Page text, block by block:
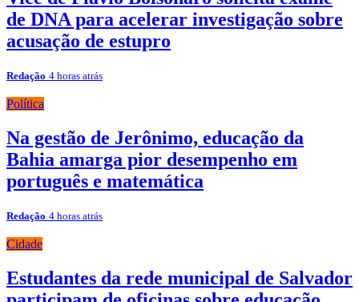
de DNA para acelerar investigação sobre
acusação de estupro
Redação 4 horas atrás
Política
Na gestão de Jerônimo, educação da
Bahia amarga pior desempenho em
português e matemática
Redação 4 horas atrás
Cidade
Estudantes da rede municipal de Salvador